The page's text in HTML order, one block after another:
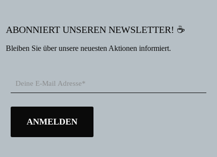
ABONNIERT UNSEREN NEWSLETTER! ☕
Bleiben Sie über unsere neuesten Aktionen informiert.